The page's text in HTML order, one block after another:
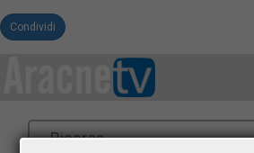
Condividi